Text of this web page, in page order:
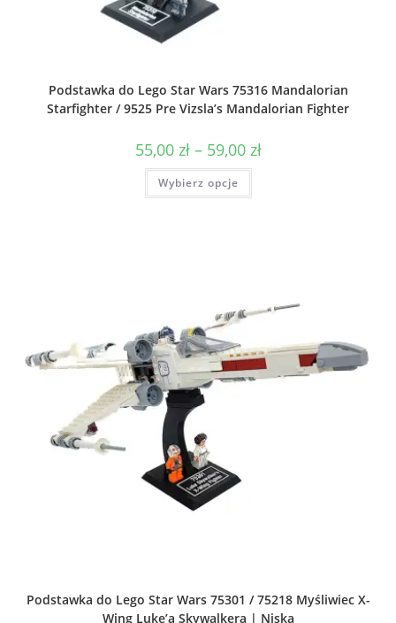
Podstawka do Lego Star Wars 75316 Mandalorian
Starfighter / 9525 Pre Vizsla’s Mandalorian Fighter
55,00 zł – 59,00 złZakres
Wybierz opcje
Ten
ma
Podstawka do Lego Star Wars 75301 / 75218 Myśliwiec X-
Wing Luke’a Skywalkera | Niska